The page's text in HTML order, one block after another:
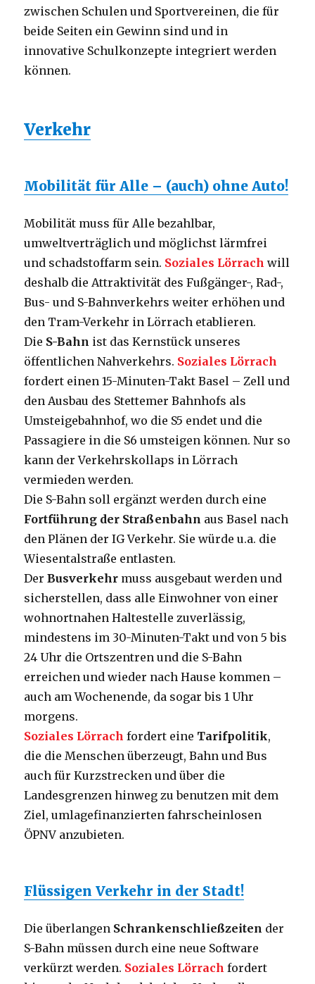
zwischen Schulen und Sportvereinen, die für
beide Seiten ein Gewinn sind und in
innovative Schulkonzepte integriert werden
können.
Verkehr
Mobilität für Alle – (auch) ohne Auto!
Mobilität muss für Alle bezahlbar,
umweltverträglich und möglichst lärmfrei
und schadstoffarm sein. Soziales Lörrach will
deshalb die Attraktivität des Fußgänger-, Rad-,
Bus- und S-Bahnverkehrs weiter erhöhen und
den Tram-Verkehr in Lörrach etablieren.
Die S-Bahn ist das Kernstück unseres
öffentlichen Nahverkehrs. Soziales Lörrach
fordert einen 15-Minuten-Takt Basel – Zell und
den Ausbau des Stettemer Bahnhofs als
Umsteigebahnhof, wo die S5 endet und die
Passagiere in die S6 umsteigen können. Nur so
kann der Verkehrskollaps in Lörrach
vermieden werden.
Die S-Bahn soll ergänzt werden durch eine
Fortführung der Straßenbahn aus Basel nach
den Plänen der IG Verkehr. Sie würde u.a. die
Wiesentalstraße entlasten.
DerBusverkehr muss ausgebaut werden und
sicherstellen, dass alle Einwohner von einer
wohnortnahen Haltestelle zuverlässig,
mindestens im 30-Minuten-Takt und von 5 bis
24 Uhr die Ortszentren und die S-Bahn
erreichen und wieder nach Hause kommen –
auch am Wochenende, da sogar bis 1 Uhr
morgens.
Soziales Lörrach fordert eine Tarifpolitik,
die die Menschen überzeugt, Bahn und Bus
auch für Kurzstrecken und über die
Landesgrenzen hinweg zu benutzen mit dem
Ziel, umlagefinanzierten fahrscheinlosen
ÖPNV anzubieten.
Flüssigen Verkehr in der Stadt!
Die überlangen Schrankenschließzeiten der
S-Bahn müssen durch eine neue Software
verkürzt werden. Soziales Lörrach fordert